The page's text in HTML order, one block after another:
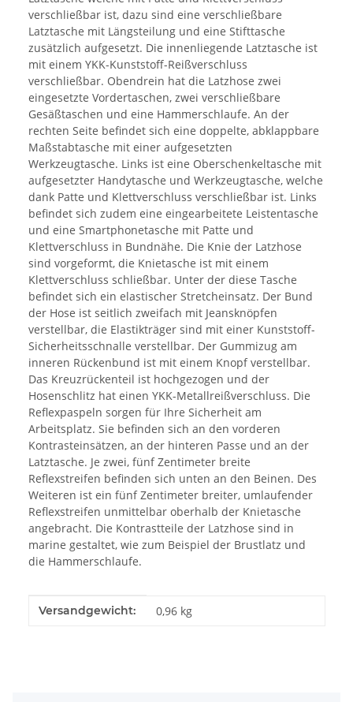
verschließbar ist, dazu sind eine verschließbare
Latztasche mit Längsteilung und eine Stifttasche
zusätzlich aufgesetzt. Die innenliegende Latztasche ist
mit einem YKK-Kunststoff-Reißverschluss
verschließbar. Obendrein hat die Latzhose zwei
eingesetzte Vordertaschen, zwei verschließbare
Gesäßtaschen und eine Hammerschlaufe. An der
rechten Seite befindet sich eine doppelte, abklappbare
Maßstabtasche mit einer aufgesetzten
Werkzeugtasche. Links ist eine Oberschenkeltasche mit
aufgesetzter Handytasche und Werkzeugtasche, welche
dank Patte und Klettverschluss verschließbar ist. Links
befindet sich zudem eine eingearbeitete Leistentasche
und eine Smartphonetasche mit Patte und
Klettverschluss in Bundnähe. Die Knie der Latzhose
sind vorgeformt, die Knietasche ist mit einem
Klettverschluss schließbar. Unter der diese Tasche
befindet sich ein elastischer Stretcheinsatz. Der Bund
der Hose ist seitlich zweifach mit Jeansknöpfen
verstellbar, die Elastikträger sind mit einer Kunststoff-
Sicherheitsschnalle verstellbar. Der Gummizug am
inneren Rückenbund ist mit einem Knopf verstellbar.
Das Kreuzrückenteil ist hochgezogen und der
Hosenschlitz hat einen YKK-Metallreißverschluss. Die
Reflexpaspeln sorgen für Ihre Sicherheit am
Arbeitsplatz. Sie befinden sich an den vorderen
Kontrasteinsätzen, an der hinteren Passe und an der
Latztasche. Je zwei, fünf Zentimeter breite
Reflexstreifen befinden sich unten an den Beinen. Des
Weiteren ist ein fünf Zentimeter breiter, umlaufender
Reflexstreifen unmittelbar oberhalb der Knietasche
angebracht. Die Kontrastteile der Latzhose sind in
marine gestaltet, wie zum Beispiel der Brustlatz und
die Hammerschlaufe.
Produkteigenschaft
Wert
Versandgewicht: 0,96 kg